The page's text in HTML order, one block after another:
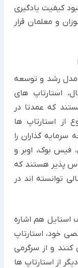
کیفیت یادگیری
و معلمان قرار
مدل رشد و توسعه
استارتاپ های
که عمدتا در
از استارتاپ ها
سرمایه گذاران را
فیس بوک، اوبر و
پذیر هستند که
توانسته اند در
استایل هم اشاره
خود، استارتاپ
کنند و از سرگرمی
از استارتاپ ها